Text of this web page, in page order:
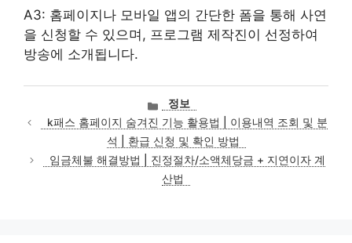
A3: 홈페이지나 모바일 앱의 간단한 폼을 통해 사연
을 신청할 수 있으며, 프로그램 제작진이 선정하여
방송에 소개됩니다.
카
테
고
리
정보
k패스 홈페이지 숨겨진 기능 활용법 | 이용내역 조회 및 분
석 | 환급 신청 및 확인 방법
임금체불 해결방법 | 진정절차/소액체당금 + 지연이자 계
산법